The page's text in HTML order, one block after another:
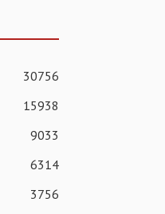
30756
15938
9033
6314
3756